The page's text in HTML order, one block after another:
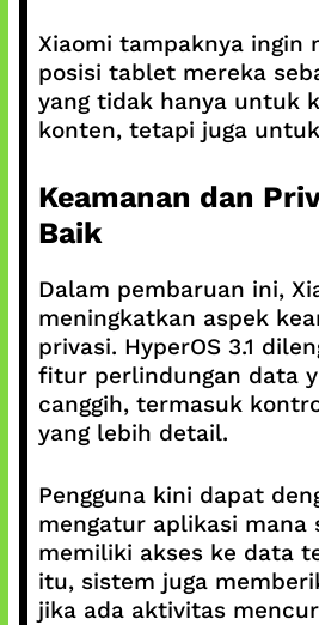
Xiaomi tampaknya ingin
posisi tablet mereka
yang tidak hanya untuk
konten, tetapi juga
Keamanan dan
Baik
Dalam pembaruan ini,
meningkatkan aspek
privasi. HyperOS 3.1
fitur perlindungan data
canggih, termasuk
yang lebih detail.
Pengguna kini dapat
mengatur aplikasi mana
memiliki akses ke data
itu, sistem juga
jika ada aktivitas